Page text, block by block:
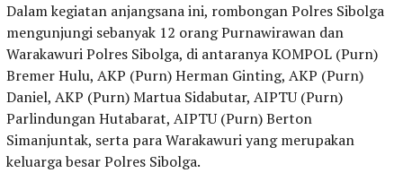
Dalam kegiatan anjangsana ini, rombongan Polres Sibolga
mengunjungi sebanyak 12 orang Purnawirawan dan
Warakawuri Polres Sibolga, di antaranya KOMPOL (Purn)
Bremer Hulu, AKP (Purn) Herman Ginting, AKP (Purn)
Daniel, AKP (Purn) Martua Sidabutar, AIPTU (Purn)
Parlindungan Hutabarat, AIPTU (Purn) Berton
Simanjuntak, serta para Warakawuri yang merupakan
keluarga besar Polres Sibolga.